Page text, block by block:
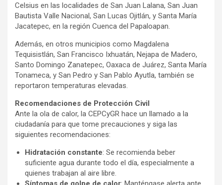
Celsius en las localidades de San Juan Lalana, San Juan
Bautista Valle Nacional, San Lucas Ojitlán, y Santa María
Jacatepec, en la región Cuenca del Papaloapan.
Además, en otros municipios como Magdalena
Tequisistlán, San Francisco Ixhuatán, Nejapa de Madero,
Santo Domingo Zanatepec, Oaxaca de Juárez, Santa María
Tonameca, y San Pedro y San Pablo Ayutla, también se
reportaron temperaturas elevadas.
Recomendaciones de Protección Civil
Ante la ola de calor, la CEPCyGR hace un llamado a la
ciudadanía para que tome precauciones y siga las
siguientes recomendaciones:
Hidratación constante: Se recomienda beber
suficiente agua durante todo el día, especialmente a
quienes trabajan al aire libre.